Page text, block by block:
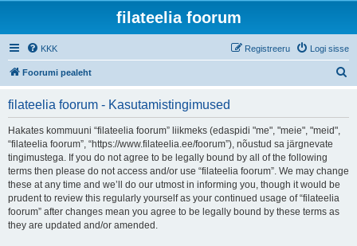
filateelia foorum
KKK Logi sisse
Registreeru
Foorumi pealeht
filateelia foorum - Kasutamistingimused
Hakates kommuuni “filateelia foorum” liikmeks (edaspidi "me", "meie", "meid",
“filateelia foorum”, “https://www.filateelia.ee/foorum”), nõustud sa järgnevate
tingimustega. If you do not agree to be legally bound by all of the following
terms then please do not access and/or use “filateelia foorum”. We may change
these at any time and we’ll do our utmost in informing you, though it would be
prudent to review this regularly yourself as your continued usage of “filateelia
foorum” after changes mean you agree to be legally bound by these terms as
they are updated and/or amended.